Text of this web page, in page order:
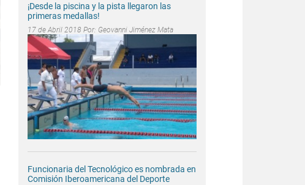
¡Desde la piscina y la pista llegaron las
primeras medallas!
17 de Abril 2018 Por: Geovanni Jiménez Mata
Funcionaria del Tecnológico es nombrada en
Comisión Iberoamericana del Deporte